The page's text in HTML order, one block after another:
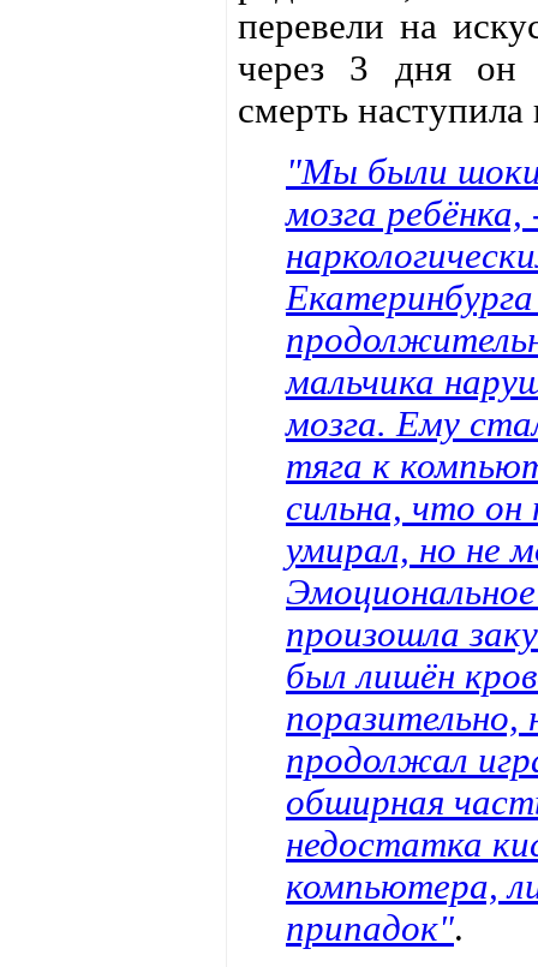
перевели на
через 3 дня он
смерть наступила
"Мы были
мозга
мальчика
мозга. Ему
тяга к
сильна, что
умирал, но не
произошла
был лишён
продолжал
обширная
недостатка
компьютера,
припадок".